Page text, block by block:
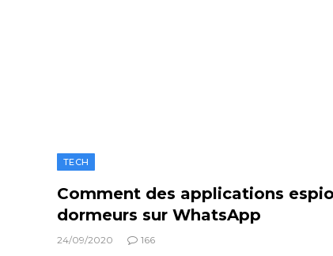
TECH
Comment des applications
dormeurs sur WhatsApp
24/09/2020 166